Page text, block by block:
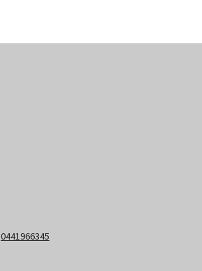
0441966345